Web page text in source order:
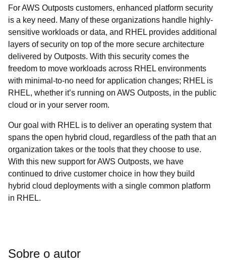
For AWS Outposts customers, enhanced platform security
is a key need. Many of these organizations handle highly-
sensitive workloads or data, and RHEL provides additional
layers of security on top of the more secure architecture
delivered by Outposts. With this security comes the
freedom to move workloads across RHEL environments
with minimal-to-no need for application changes; RHEL is
RHEL, whether it’s running on AWS Outposts, in the public
cloud or in your server room.
Our goal with RHEL is to deliver an operating system that
spans the open hybrid cloud, regardless of the path that an
organization takes or the tools that they choose to use.
With this new support for AWS Outposts, we have
continued to drive customer choice in how they build
hybrid cloud deployments with a single common platform
in RHEL.
Sobre o autor